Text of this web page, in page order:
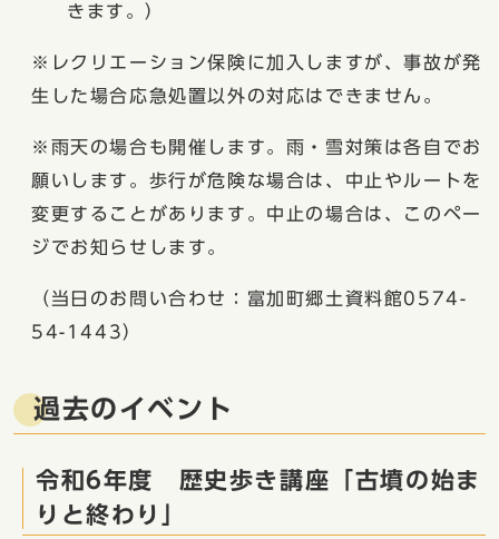
きます。）
※レクリエーション保険に加入しますが、事故が発
生した場合応急処置以外の対応はできません。
※雨天の場合も開催します。雨・雪対策は各自でお
願いします。歩行が危険な場合は、中止やルートを
変更することがあります。中止の場合は、このペー
ジでお知らせします。
（当日のお問い合わせ：富加町郷土資料館0574-
54-1443）
過去のイベント
令和6年度 歴史歩き講座「古墳の始ま
りと終わり」